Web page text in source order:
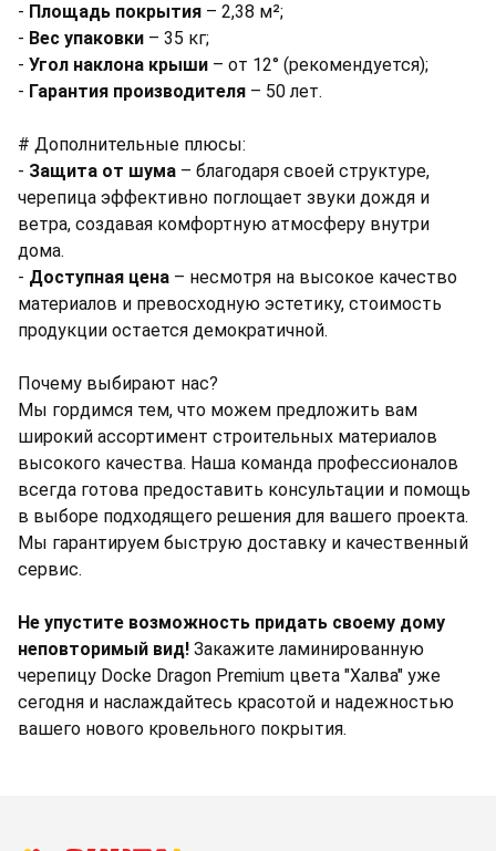
- Площадь покрытия – 2,38 м²;
- Вес упаковки – 35 кг;
- Угол наклона крыши – от 12° (рекомендуется);
- Гарантия производителя – 50 лет.
# Дополнительные плюсы:
- Защита от шума – благодаря своей структуре,
черепица эффективно поглощает звуки дождя и
ветра, создавая комфортную атмосферу внутри
дома.
- Доступная цена – несмотря на высокое качество
материалов и превосходную эстетику, стоимость
продукции остается демократичной.
Почему выбирают нас?
Мы гордимся тем, что можем предложить вам
широкий ассортимент строительных материалов
высокого качества. Наша команда профессионалов
всегда готова предоставить консультации и помощь
в выборе подходящего решения для вашего проекта.
Мы гарантируем быструю доставку и качественный
сервис.
Не упустите возможность придать своему дому
неповторимый вид! Закажите ламинированную
черепицу Docke Dragon Premium цвета "Халва" уже
сегодня и наслаждайтесь красотой и надежностью
вашего нового кровельного покрытия.